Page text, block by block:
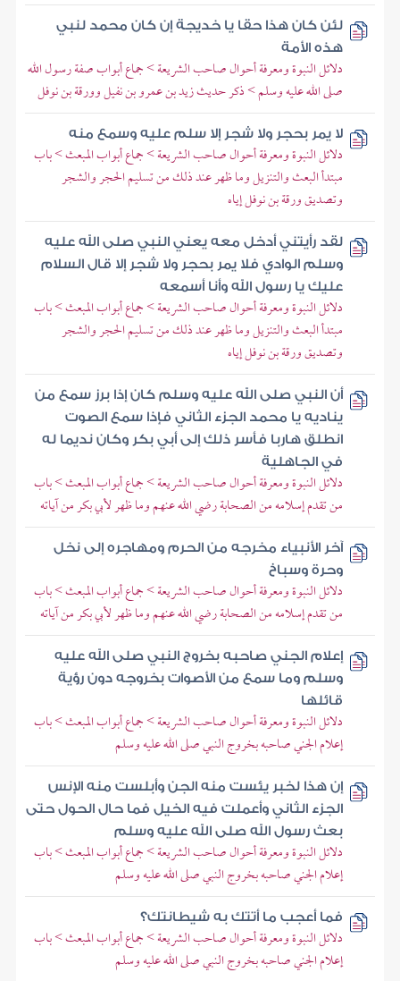
لئن كان هذا حقا يا خديجة إن كان محمد لنبي
هذه الأمة
دلائل النبوة ومعرفة أحوال صاحب الشريعة > جماع أبواب صفة رسول الله
صلى الله عليه وسلم > ذكر حديث زيد بن عمرو بن نفيل وورقة بن نوفل
لا يمر بحجر ولا شجر إلا سلم عليه وسمع منه
دلائل النبوة ومعرفة أحوال صاحب الشريعة > جماع أبواب المبعث > باب
مبتدأ البعث والتنزيل وما ظهر عند ذلك من تسليم الحجر والشجر
وتصديق ورقة بن نوفل إياه
لقد رأيتني أدخل معه يعني النبي صلى الله عليه
وسلم الوادي فلا يمر بحجر ولا شجر إلا قال السلام
عليك يا رسول الله وأنا أسمعه
دلائل النبوة ومعرفة أحوال صاحب الشريعة > جماع أبواب المبعث > باب
مبتدأ البعث والتنزيل وما ظهر عند ذلك من تسليم الحجر والشجر
وتصديق ورقة بن نوفل إياه
أن النبي صلى الله عليه وسلم كان إذا برز سمع من
يناديه يا محمد الجزء الثاني فإذا سمع الصوت
انطلق هاربا فأسر ذلك إلى أبي بكر وكان نديما له
في الجاهلية
دلائل النبوة ومعرفة أحوال صاحب الشريعة > جماع أبواب المبعث > باب
من تقدم إسلامه من الصحابة رضي الله عنهم وما ظهر لأبي بكر من آياته
آخر الأنبياء مخرجه من الحرم ومهاجره إلى نخل
وحرة وسباخ
دلائل النبوة ومعرفة أحوال صاحب الشريعة > جماع أبواب المبعث > باب
من تقدم إسلامه من الصحابة رضي الله عنهم وما ظهر لأبي بكر من آياته
إعلام الجني صاحبه بخروج النبي صلى الله عليه
وسلم وما سمع من الأصوات بخروجه دون رؤية
قائلها
دلائل النبوة ومعرفة أحوال صاحب الشريعة > جماع أبواب المبعث > باب
إعلام الجني صاحبه بخروج النبي صلى الله عليه وسلم
إن هذا لخبر يئست منه الجن وأبلست منه الإنس
الجزء الثاني وأعملت فيه الخيل فما حال الحول حتى
بعث رسول الله صلى الله عليه وسلم
دلائل النبوة ومعرفة أحوال صاحب الشريعة > جماع أبواب المبعث > باب
إعلام الجني صاحبه بخروج النبي صلى الله عليه وسلم
فما أعجب ما أتتك به شيطانتك؟
دلائل النبوة ومعرفة أحوال صاحب الشريعة > جماع أبواب المبعث > باب
إعلام الجني صاحبه بخروج النبي صلى الله عليه وسلم